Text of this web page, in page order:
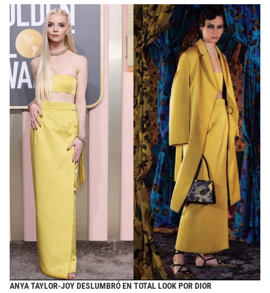
ANYA TAYLOR-JOY DESLUMBRÓ EN TOTAL LOOK POR DIOR